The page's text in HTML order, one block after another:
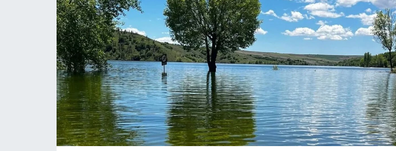
Ekonomi
İskilip Haberleri
Kargı Haberleri
Kimdir?